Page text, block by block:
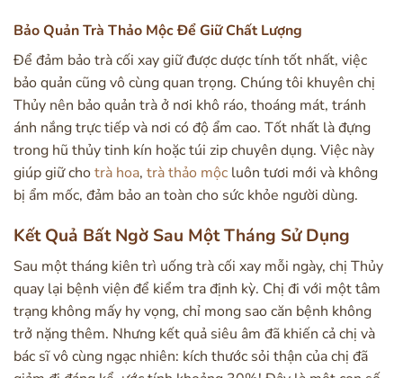
Bảo Quản Trà Thảo Mộc Để Giữ Chất Lượng
Để đảm bảo trà cối xay giữ được dược tính tốt nhất, việc
bảo quản cũng vô cùng quan trọng. Chúng tôi khuyên chị
Thủy nên bảo quản trà ở nơi khô ráo, thoáng mát, tránh
ánh nắng trực tiếp và nơi có độ ẩm cao. Tốt nhất là đựng
trong hũ thủy tinh kín hoặc túi zip chuyên dụng. Việc này
giúp giữ chotrà hoa, trà thảo mộc luôn tươi mới và không
bị ẩm mốc, đảm bảo an toàn cho sức khỏe người dùng.
Kết Quả Bất Ngờ Sau Một Tháng Sử Dụng
Sau một tháng kiên trì uống trà cối xay mỗi ngày, chị Thủy
quay lại bệnh viện để kiểm tra định kỳ. Chị đi với một tâm
trạng không mấy hy vọng, chỉ mong sao căn bệnh không
trở nặng thêm. Nhưng kết quả siêu âm đã khiến cả chị và
bác sĩ vô cùng ngạc nhiên: kích thước sỏi thận của chị đã